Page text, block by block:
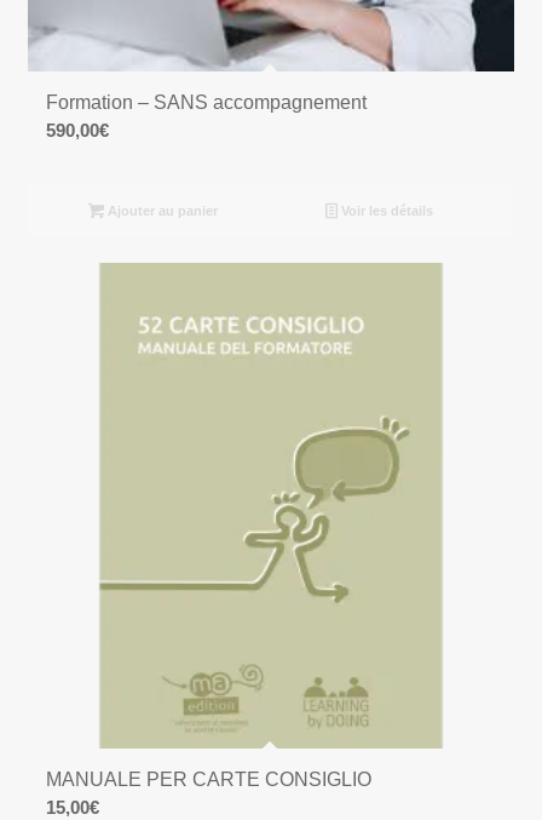
Formation – SANS accompagnement
590,00€
Ajouter au panier Voir les détails
MANUALE PER CARTE CONSIGLIO
15,00€